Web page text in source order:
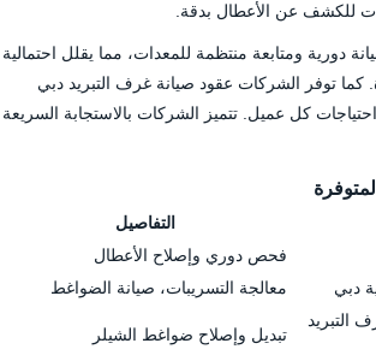
للكشف عن الأعطال بدقة.
دورية ومتابعة منتظمة للمعدات، مما يقلل احتمالية
كما توفر الشركات عقود صيانة غرف التبريد دبي
كل عميل. تتميز الشركات بالاستجابة السريعة
التفاصيل
فحص دوري وإصلاح الأعطال
دبي
معالجة التسريبات، صيانة الضواغط
التبريد
تبديل وإصلاح ضواغط الشيلر